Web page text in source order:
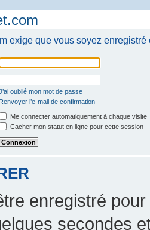
exige que vous soyez
oublié mon mot de passe
Renvoyer l’e-mail de confirmation
Me connecter automatiquement à chaque visite
Cacher mon statut en ligne pour cette session
enregistré
secondes